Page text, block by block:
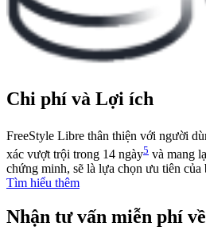
Chi phí và Lợi ích
FreeStyle Libre thân thiện với người
xác vượt trội trong 14 ngày5 và mang
chứng minh, sẽ là lựa chọn ưu tiên của
Tìm hiểu thêm
Nhận tư vấn miễn phí